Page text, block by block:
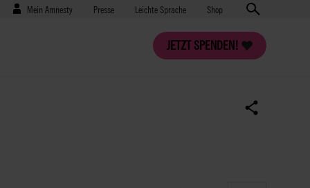
Benutzermenü
Mein Amnesty Presse
Presse Leichte Sprache Shop
JETZT SPENDEN!